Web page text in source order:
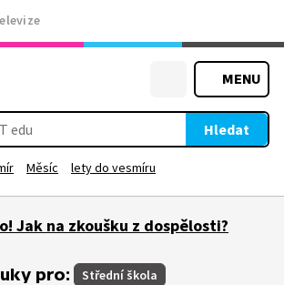
MENU
Hledat
Měsíc lety do vesmíru
Jak na zkoušku z dospělosti?
pro: Střední škola